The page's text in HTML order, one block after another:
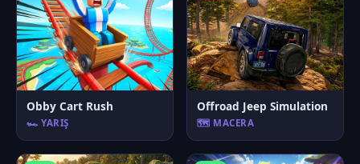
Obby Cart Rush
🏎️ YARIŞ
Offroad Jeep Simulation
🗺️ MACERA